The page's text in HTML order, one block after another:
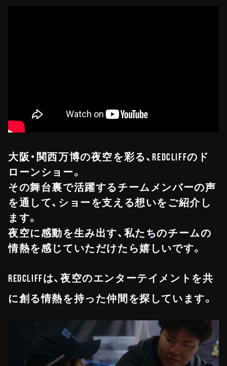
大阪・関西万博の夜空を彩る、REDCLIFFのド
ローンショー。
その舞台裏で活躍するチームメンバーの声
を通して、ショーを支える想いをご紹介し
ます。
夜空に感動を生み出す、私たちのチームの
情熱を感じていただけたら嬉しいです。
REDCLIFFは、夜空のエンターテイメントを共
に創る情熱を持った仲間を探しています。